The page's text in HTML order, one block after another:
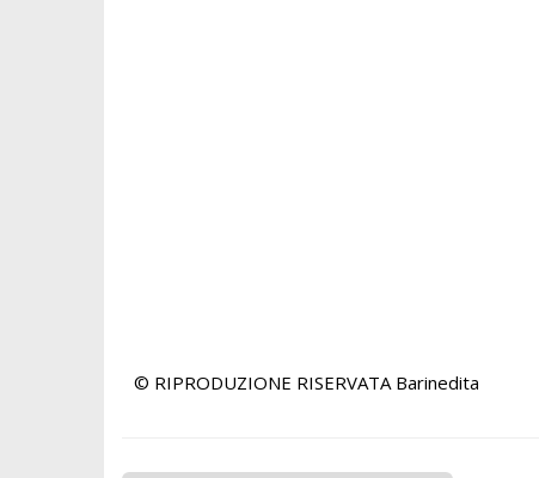
© RIPRODUZIONE RISERVATA Barinedita